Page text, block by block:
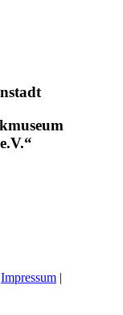
Impressum |